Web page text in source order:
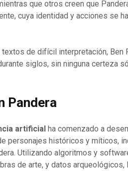
que otros creen que
cuya identidad y acciones se
de difícil interpretación, Ben
siglos, sin ninguna certeza
Pandera
artificial ha comenzado a
personajes históricos y míticos,
Utilizando algoritmos y
de arte, y datos arqueológicos,